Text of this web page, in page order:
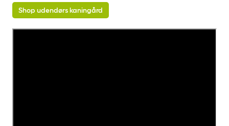
Shop udendørs kaningård